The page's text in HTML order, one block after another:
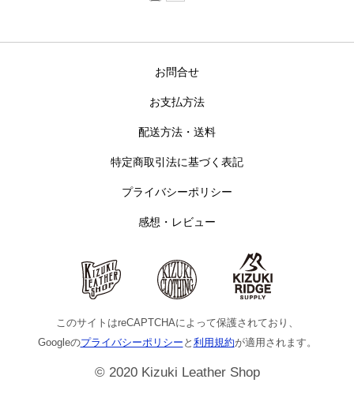
お問合せ
お支払方法
配送方法・送料
特定商取引法に基づく表記
プライバシーポリシー
感想・レビュー
このサイトはreCAPTCHAによって保護されており、
Googleのプライバシーポリシー と 利用規約が適用されます。
© 2020 Kizuki Leather Shop